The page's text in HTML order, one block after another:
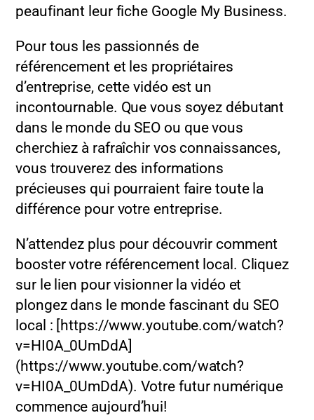
peaufinant leur fiche Google My Business.
Pour tous les passionnés de
référencement et les propriétaires
d’entreprise, cette vidéo est un
incontournable. Que vous soyez débutant
dans le monde du SEO ou que vous
cherchiez à rafraîchir vos connaissances,
vous trouverez des informations
précieuses qui pourraient faire toute la
différence pour votre entreprise.
N’attendez plus pour découvrir comment
booster votre référencement local. Cliquez
sur le lien pour visionner la vidéo et
plongez dans le monde fascinant du SEO
local : [https://www.youtube.com/watch?
v=HI0A_0UmDdA]
(https://www.youtube.com/watch?
v=HI0A_0UmDdA). Votre futur numérique
commence aujourd’hui!